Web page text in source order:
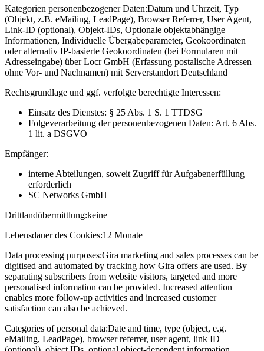
Kategorien personenbezogener Daten:Datum und Uhrzeit, Typ
(Objekt, z.B. eMailing, LeadPage), Browser Referrer, User Agent,
Link-ID (optional), Objekt-IDs, Optionale objektabhängige
Informationen, Individuelle Übergabeparameter, Geokoordinaten
oder alternativ IP-basierte Geokoordinaten (bei Formularen mit
Adresseingabe) über Locr GmbH (Erfassung postalische Adressen
ohne Vor- und Nachnamen) mit Serverstandort Deutschland
Rechtsgrundlage und ggf. verfolgte berechtigte Interessen:
Einsatz des Dienstes: § 25 Abs. 1 S. 1 TTDSG
Folgeverarbeitung der personenbezogenen Daten: Art. 6 Abs.
1 lit. a DSGVO
Empfänger:
interne Abteilungen, soweit Zugriff für Aufgabenerfüllung
erforderlich
SC Networks GmbH
Drittlandübermittlung:keine
Lebensdauer des Cookies:12 Monate
Data processing purposes:Gira marketing and sales processes can be
digitised and automated by tracking how Gira offers are used. By
separating subscribers from website visitors, targeted and more
personalised information can be provided. Increased attention
enables more follow-up activities and increased customer
satisfaction can also be achieved.
Categories of personal data:Date and time, type (object, e.g.
eMailing, LeadPage), browser referrer, user agent, link ID